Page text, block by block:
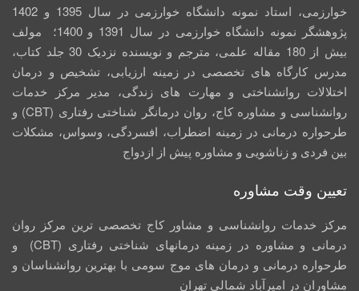
خوارزمی، استاد نمونه دانشگاه خوارزمی در سال 1395 و 1402
پژوهشگر نمونه دانشگاه خوارزمی در سال 1391 و 1400؛ مولف
بیش از 180 مقاله علمی، مترجم و نویسنده نزدیک 30 جلد کتاب،
مدرس کارگاه­ های تخصصی در زمینه ارزیابی، تشخیص و درمان
اختلالات روانشناختی و مهارت های زندگی، مدیر مرکز خدمات
روانشناسی و مشاوره کاج، روان­ درمانگر شناختی رفتاری (CBT) و
طرحواره درمانی در زمینه اضطراب، افسردگی، وسواس، مشکلات
بین فردی و زناشویی و مشاوره پیش از ازدواج
تعیین وقت مشاوره
مرکز خدمات روانشناسی و مشاور کاج تخصصی‏ ترین مرکز روان
درمانی و مشاوره در زمینه درمان‏های شناختی رفتاری (CBT) و
طرحواره درمانی و درمان های موج سومی با بهترین روانشناسان و
مشاوران در امیرآباد شمالی تهران